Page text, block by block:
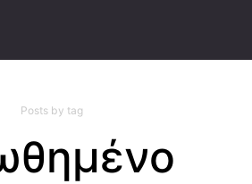
Posts by tag